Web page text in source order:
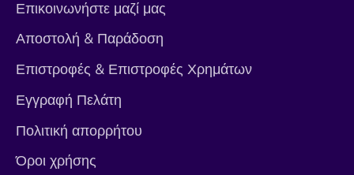
Επικοινωνήστε μαζί μας
Αποστολή & Παράδοση
Επιστροφές & Επιστροφές Χρημάτων
Εγγραφή Πελάτη
Πολιτική απορρήτου
Όροι χρήσης